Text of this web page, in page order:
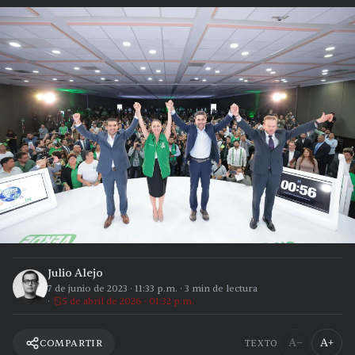
Julio Alejo
7 de junio de 2023 · 11:33 p.m. · 3 min de lectura
5 de abril de 2026 · 01:32 p.m.
COMPARTIR TEXTO A− A+